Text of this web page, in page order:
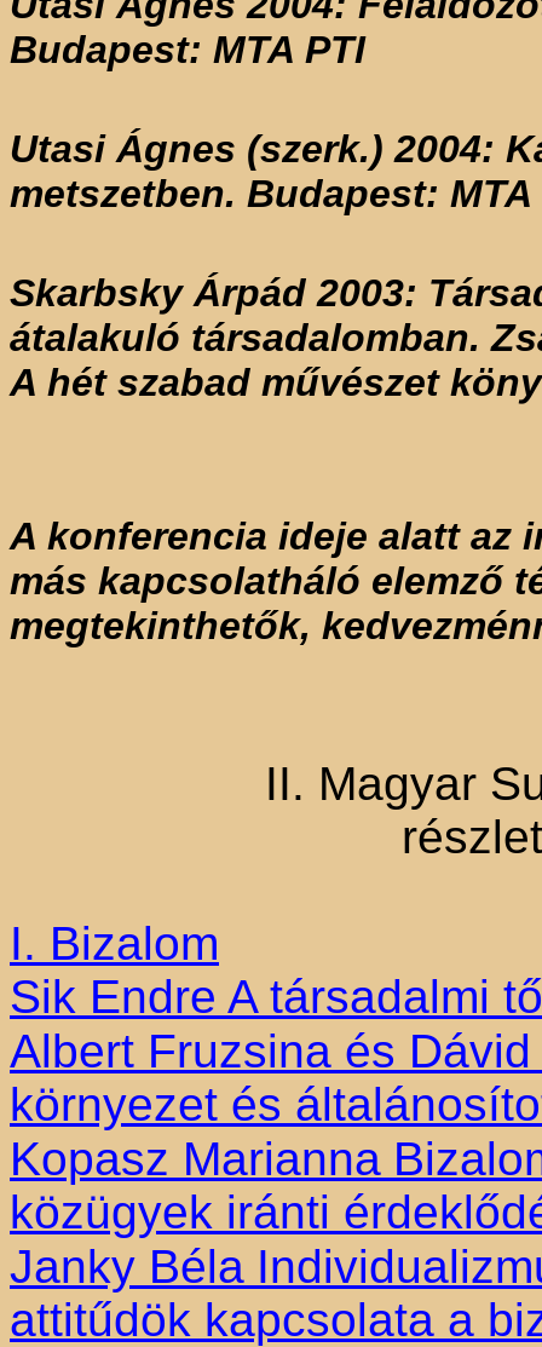
Budapest: MTA PTI
Utasi Ágnes (szerk.) 2004:
metszetben. Budapest: MTA
Skarbsky Árpád 2003:
átalakuló társadalomban.
A hét szabad művészet
A konferencia ideje alatt az
más kapcsolatháló elemző
megtekinthetők,
II. Magyar
I. Bizalom
Sik Endre A társadalmi
Albert Fruzsina és
környezet és
Kopasz Marianna
közügyek iránti
Janky Béla
attitűdök kapcsolata a